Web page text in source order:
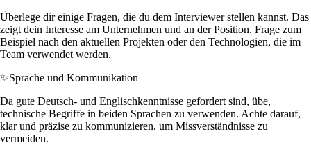
Überlege dir einige Fragen, die du dem Interviewer stellen kannst. Das
zeigt dein Interesse am Unternehmen und an der Position. Frage zum
Beispiel nach den aktuellen Projekten oder den Technologien, die im
Team verwendet werden.
✨Sprache und Kommunikation
Da gute Deutsch- und Englischkenntnisse gefordert sind, übe,
technische Begriffe in beiden Sprachen zu verwenden. Achte darauf,
klar und präzise zu kommunizieren, um Missverständnisse zu
vermeiden.